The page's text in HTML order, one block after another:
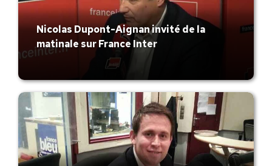
Nicolas Dupont-Aignan invité de la
matinale sur France Inter